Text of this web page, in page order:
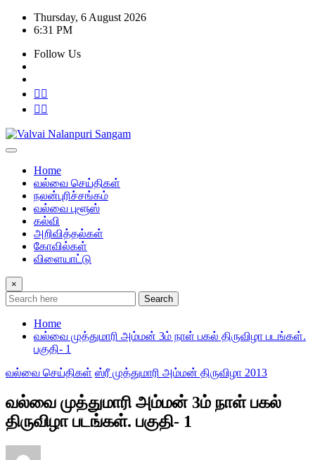
Skip
Thursday, 6 August 2026
6:31 PM
Follow Us
Home
வல்வை செய்திகள்
நலன்புரிச்சங்கம்
வல்வை புளூஸ்
கல்வி
அறிவித்தல்கள்
கோவில்கள்
விளையாட்டு
×
Search
Home
வல்வை முத்துமாரி அம்மன் 3ம் நாள் பகல் திருவிழா படங்கள்.
பகுதி- 1
வல்வை செய்திகள் ஸ்ரீ முத்துமாரி அம்மன் திருவிழா 2013
வல்வை முத்துமாரி அம்மன் 3ம் நாள் பகல்
திருவிழா படங்கள். பகுதி- 1